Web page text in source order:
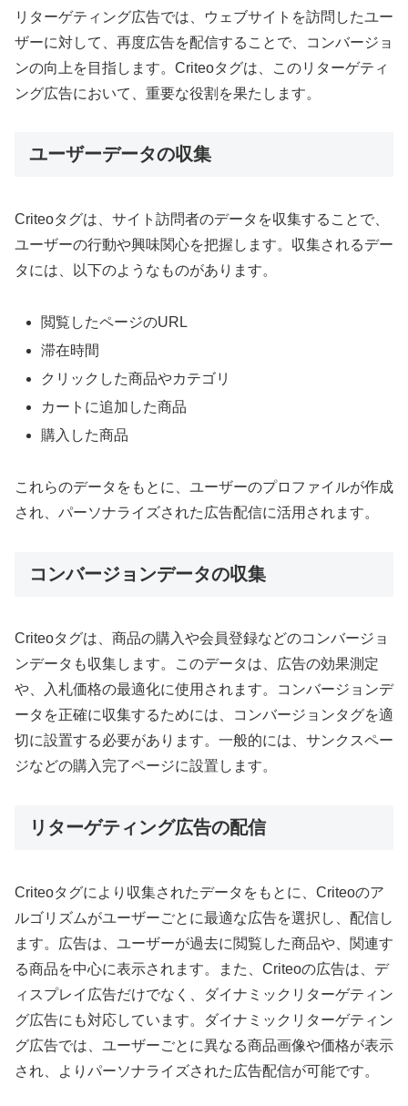
リターゲティング広告では、ウェブサイトを訪問したユー
ザーに対して、再度広告を配信することで、コンバージョ
ンの向上を目指します。Criteoタグは、このリターゲティ
ング広告において、重要な役割を果たします。
ユーザーデータの収集
Criteoタグは、サイト訪問者のデータを収集することで、
ユーザーの行動や興味関心を把握します。収集されるデー
タには、以下のようなものがあります。
閲覧したページのURL
滞在時間
クリックした商品やカテゴリ
カートに追加した商品
購入した商品
これらのデータをもとに、ユーザーのプロファイルが作成
され、パーソナライズされた広告配信に活用されます。
コンバージョンデータの収集
Criteoタグは、商品の購入や会員登録などのコンバージョ
ンデータも収集します。このデータは、広告の効果測定
や、入札価格の最適化に使用されます。コンバージョンデ
ータを正確に収集するためには、コンバージョンタグを適
切に設置する必要があります。一般的には、サンクスペー
ジなどの購入完了ページに設置します。
リターゲティング広告の配信
Criteoタグにより収集されたデータをもとに、Criteoのア
ルゴリズムがユーザーごとに最適な広告を選択し、配信し
ます。広告は、ユーザーが過去に閲覧した商品や、関連す
る商品を中心に表示されます。また、Criteoの広告は、デ
ィスプレイ広告だけでなく、ダイナミックリターゲティン
グ広告にも対応しています。ダイナミックリターゲティン
グ広告では、ユーザーごとに異なる商品画像や価格が表示
され、よりパーソナライズされた広告配信が可能です。